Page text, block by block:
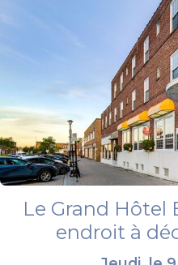
Le Grand Hôtel
endroit à